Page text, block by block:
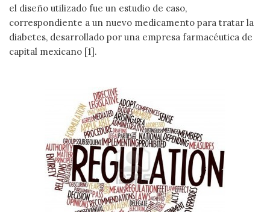
el diseño utilizado fue un estudio de caso,
correspondiente a un nuevo medicamento para tratar la
diabetes, desarrollado por una empresa farmacéutica de
capital mexicano [1].